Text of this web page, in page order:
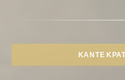
ΚΆΝΤΕ